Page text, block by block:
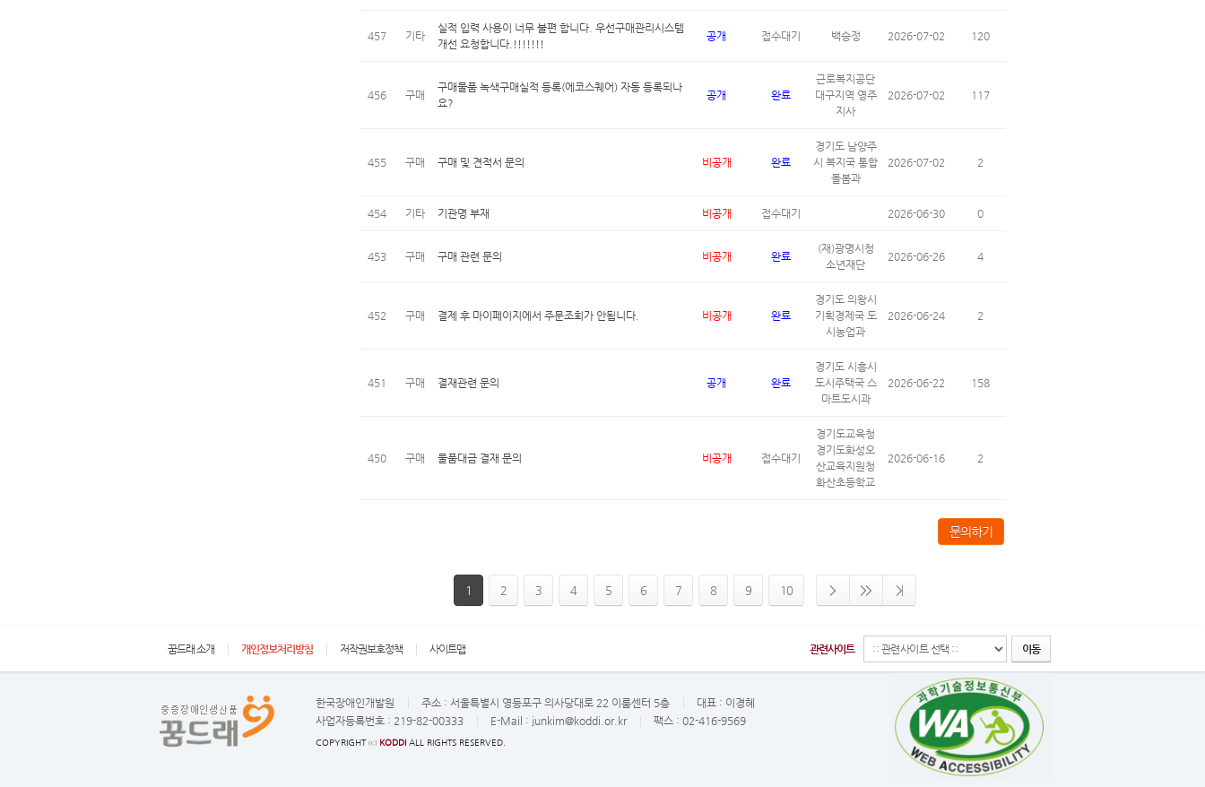
457 기타
실적 입력 사용이 너무 불편 합니다. 우선구매관리시스템
개선 요청합니다.!!!!!!!
공개 접수대기 백승정 2026-07-02 120
456 구매
구매물품 녹색구매실적 등록(에코스퀘어) 자동 등록되나
요?
공개 완료
근로복지공단
대구지역 영주
지사
2026-07-02 117
455 구매 구매 및 견적서 문의 비공개 완료
경기도 남양주
시 복지국 통합
돌봄과
2026-07-02 2
454 기타 기관명 부재 비공개 접수대기 2026-06-30 0
453 구매 구매 관련 문의 비공개 완료
(재)광명시청
소년재단
2026-06-26 4
452 구매 결제 후 마이페이지에서 주문조회가 안됩니다. 비공개 완료
경기도 의왕시
기획경제국 도
시농업과
2026-06-24 2
451 구매 결재관련 문의 공개 완료
경기도 시흥시
도시주택국 스
마트도시과
2026-06-22 158
450 구매 물품대금 결재 문의 비공개 접수대기
경기도교육청
경기도화성오
산교육지원청
화산초등학교
2026-06-16 2
문의하기
1 2 3 4 5 6 7 8 9 10
꿈드래 소개 개인정보처리방침 저작권보호정책 사이트맵 관련사이트 이동
한국장애인개발원 주소 : 서울특별시 영등포구 의사당대로 22 이룸센터 5층 대표 : 이경혜
사업자등록번호 : 219-82-00333 E-Mail : junkim@koddi.or.kr 팩스 : 02-416-9569
COPYRIGHT ⓒ KODDI ALL RIGHTS RESERVED.